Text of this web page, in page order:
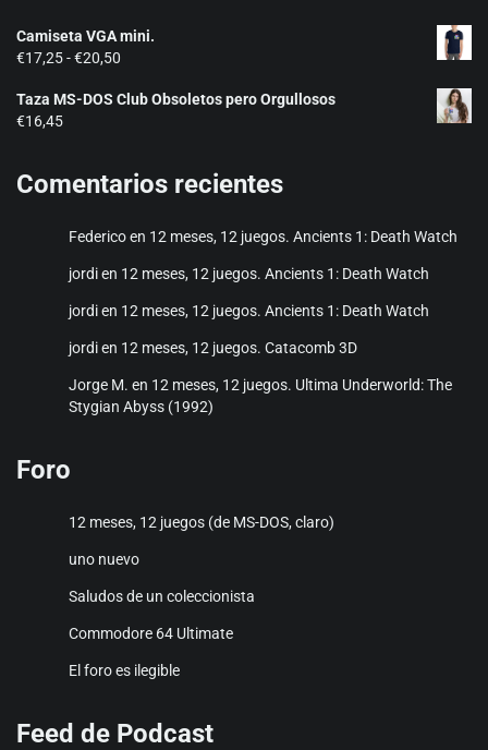
Camiseta VGA mini.
€17,25-€20,50
precios:
€20,50
Taza MS-DOS Club Obsoletos pero Orgullosos
€16,45
Comentarios recientes
Federicoen 12 meses, 12 juegos. Ancients 1: Death Watch
jordien 12 meses, 12 juegos. Ancients 1: Death Watch
jordien 12 meses, 12 juegos. Ancients 1: Death Watch
jordien 12 meses, 12 juegos. Catacomb 3D
Jorge M. en 12 meses, 12 juegos. Ultima Underworld: The
Stygian Abyss (1992)
Foro
12 meses, 12 juegos (de MS-DOS, claro)
uno nuevo
Saludos de un coleccionista
Commodore 64 Ultimate
El foro es ilegible
Feed de Podcast